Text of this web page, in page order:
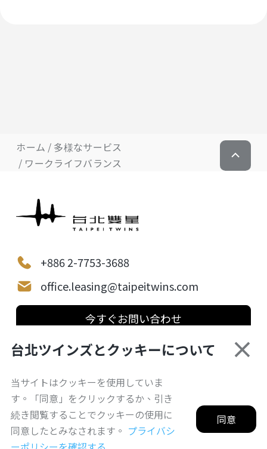
ホーム
多様なサービス
ワークライフバランス
+886 2-7753-3688
office.leasing@taipeitwins.com
今すぐお問い合わせ
© 2026 Taipei Twins. All Rights Reserved.
プライバシーポリシー
台北市西区ゲートウェイプロジェクト台北駅特定専用地区
C1/D1(東側区画)土地開発案
政府関連機関リンク: 台北市政府
台北ツインズとクッキーについて
当サイトはクッキーを使用していま
す。「同意」をクリックするか、引き
続き閲覧することでクッキーの使用に
同意したとみなされます。 プライバシ
同意